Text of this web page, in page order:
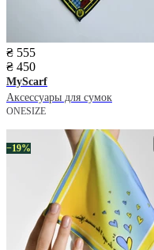
₴ 555
₴ 450
MyScarf
Аксессуары для сумок
ONESIZE
−19%